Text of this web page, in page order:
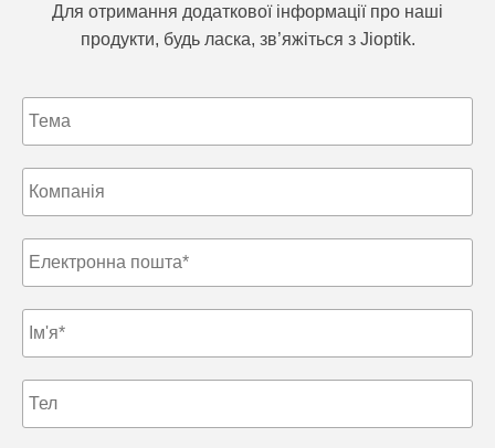
Для отримання додаткової інформації про наші
продукти, будь ласка, зв’яжіться з Jioptik.